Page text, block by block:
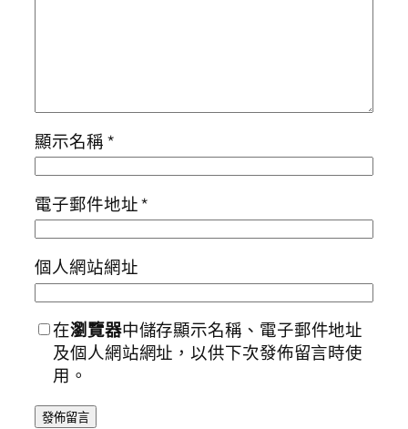
顯示名稱*
電子郵件地址*
個人網站網址
在瀏覽器中儲存顯示名稱、電子郵件地址
及個人網站網址，以供下次發佈留言時使
用。